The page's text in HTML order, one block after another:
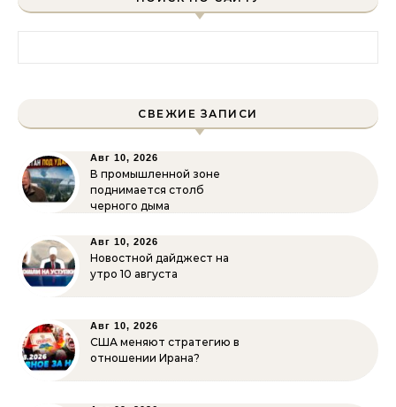
СВЕЖИЕ ЗАПИСИ
Авг 10, 2026
В промышленной зоне
поднимается столб
черного дыма
Авг 10, 2026
Новостной дайджест на
утро 10 августа
Авг 10, 2026
США меняют стратегию в
отношении Ирана?